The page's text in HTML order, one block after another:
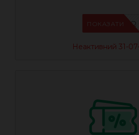
IFP94JWQ
ПОКАЗАТИ
Неактивний 31-